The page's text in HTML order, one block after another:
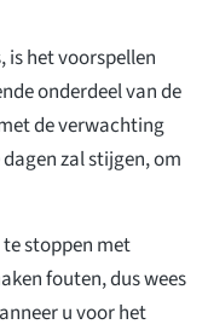
is het voorspellen
onderdeel van de
de verwachting
zal stijgen, om
stoppen met
fouten, dus wees
u voor het